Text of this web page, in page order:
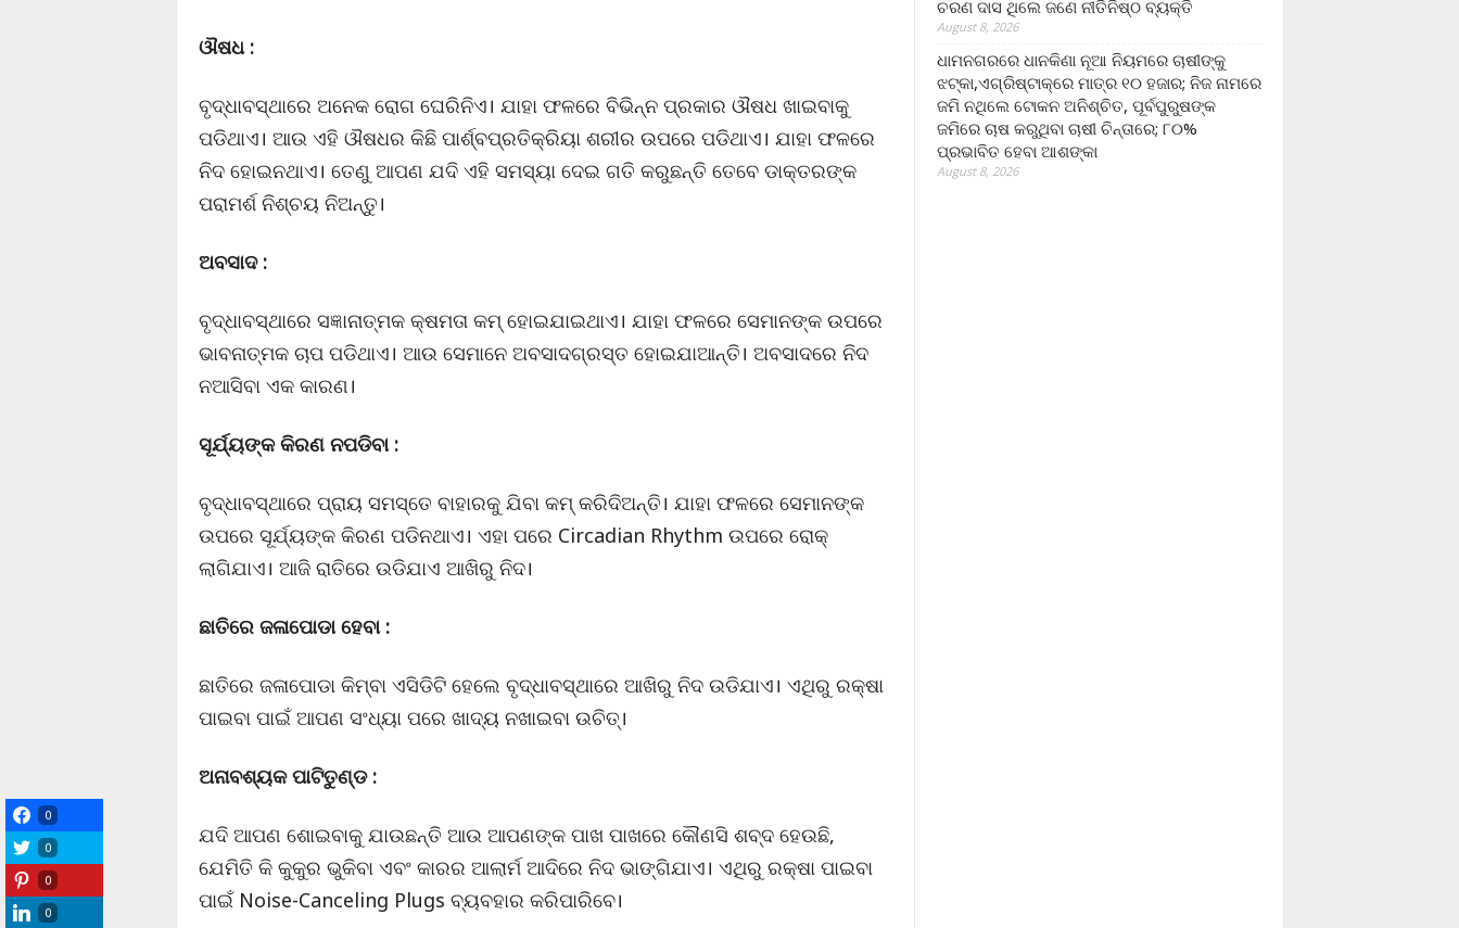
ଔଷଧ :
ବୃଦ୍ଧାବସ୍ଥାରେ ଅନେକ ରୋଗ ଘେରିନିଏ। ଯାହା ଫଳରେ ବିଭିନ୍ନ ପ୍ରକାର ଔଷଧ ଖାଇବାକୁ
ପଡିଥାଏ। ଆଉ ଏହି ଔଷଧର କିଛି ପାର୍ଶ୍ବପ୍ରତିକ୍ରିୟା ଶରୀର ଉପରେ ପଡିଥାଏ। ଯାହା ଫଳରେ
ନିଦ ହୋଇନଥାଏ। ତେଣୁ ଆପଣ ଯଦି ଏହି ସମସ୍ୟା ଦେଇ ଗତି କରୁଛନ୍ତି ତେବେ ଡାକ୍ତରଙ୍କ
ପରାମର୍ଶ ନିଶ୍ଚୟ ନିଅନ୍ତୁ।
ଅବସାଦ :
ବୃଦ୍ଧାବସ୍ଥାରେ ସଜ୍ଞାନାତ୍ମକ କ୍ଷମତା କମ୍ ହୋଇଯାଇଥାଏ। ଯାହା ଫଳରେ ସେମାନଙ୍କ ଉପରେ
ଭାବନାତ୍ମକ ଚାପ ପଡିଥାଏ। ଆଉ ସେମାନେ ଅବସାଦଗ୍ରସ୍ତ ହୋଇଯାଆନ୍ତି। ଅବସାଦରେ ନିଦ
ନଆସିବା ଏକ କାରଣ।
ସୂର୍ଯ୍ୟଙ୍କ କିରଣ ନପଡିବା :
ବୃଦ୍ଧାବସ୍ଥାରେ ପ୍ରାୟ ସମସ୍ତେ ବାହାରକୁ ଯିବା କମ୍ କରିଦିଅନ୍ତି। ଯାହା ଫଳରେ ସେମାନଙ୍କ
ଉପରେ ସୂର୍ଯ୍ୟଙ୍କ କିରଣ ପଡିନଥାଏ। ଏହା ପରେ Circadian Rhythm ଉପରେ ରୋକ୍
ଲାଗିଯାଏ। ଆଜି ରାତିରେ ଉଡିଯାଏ ଆଖିରୁ ନିଦ।
ଛାତିରେ ଜଳାପୋଡା ହେବା :
ଛାତିରେ ଜଳାପୋଡା କିମ୍ବା ଏସିଡିଟି ହେଲେ ବୃଦ୍ଧାବସ୍ଥାରେ ଆଖିରୁ ନିଦ ଉଡିଯାଏ। ଏଥିରୁ ରକ୍ଷା
ପାଇବା ପାଇଁ ଆପଣ ସଂଧ୍ୟା ପରେ ଖାଦ୍ୟ ନଖାଇବା ଉଚିତ୍।
ଅନାବଶ୍ୟକ ପାଟିତୁଣ୍ଡ :
ଯଦି ଆପଣ ଶୋଇବାକୁ ଯାଉଛନ୍ତି ଆଉ ଆପଣଙ୍କ ପାଖ ପାଖରେ କୌଣସି ଶବ୍ଦ ହେଉଛି,
ଯେମିତି କି କୁକୁର ଭୁକିବା ଏବଂ କାରର ଆଲାର୍ମ ଆଦିରେ ନିଦ ଭାଙ୍ଗିଯାଏ। ଏଥିରୁ ରକ୍ଷା ପାଇବା
ପାଇଁ Noise-Canceling Plugs ବ୍ୟବହାର କରିପାରିବେ।
ଚରଣ ଦାସ ଥିଲେ ଜଣେ ନୀତିନିଷ୍ଠ ବ୍ୟକ୍ତି
August 8, 2026
ଧାମନଗରରେ ଧାନକିଣା ନୂଆ ନିୟମରେ ଚାଷୀଙ୍କୁ
ଝଟ୍‌କା,ଏଗ୍ରିଷ୍ଟାକ୍‌ରେ ମାତ୍ର ୧୦ ହଜାର; ନିଜ ନାମରେ
ଜମି ନଥିଲେ ଟୋକନ ଅନିଶ୍ଚିତ, ପୂର୍ବପୁରୁଷଙ୍କ
ଜମିରେ ଚାଷ କରୁଥିବା ଚାଷୀ ଚିନ୍ତାରେ; ୮୦%
ପ୍ରଭାବିତ ହେବା ଆଶଙ୍କା
August 8, 2026
0
0
0
0